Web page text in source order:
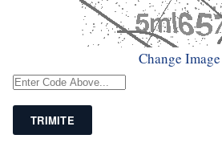
Change Image
TRIMITE